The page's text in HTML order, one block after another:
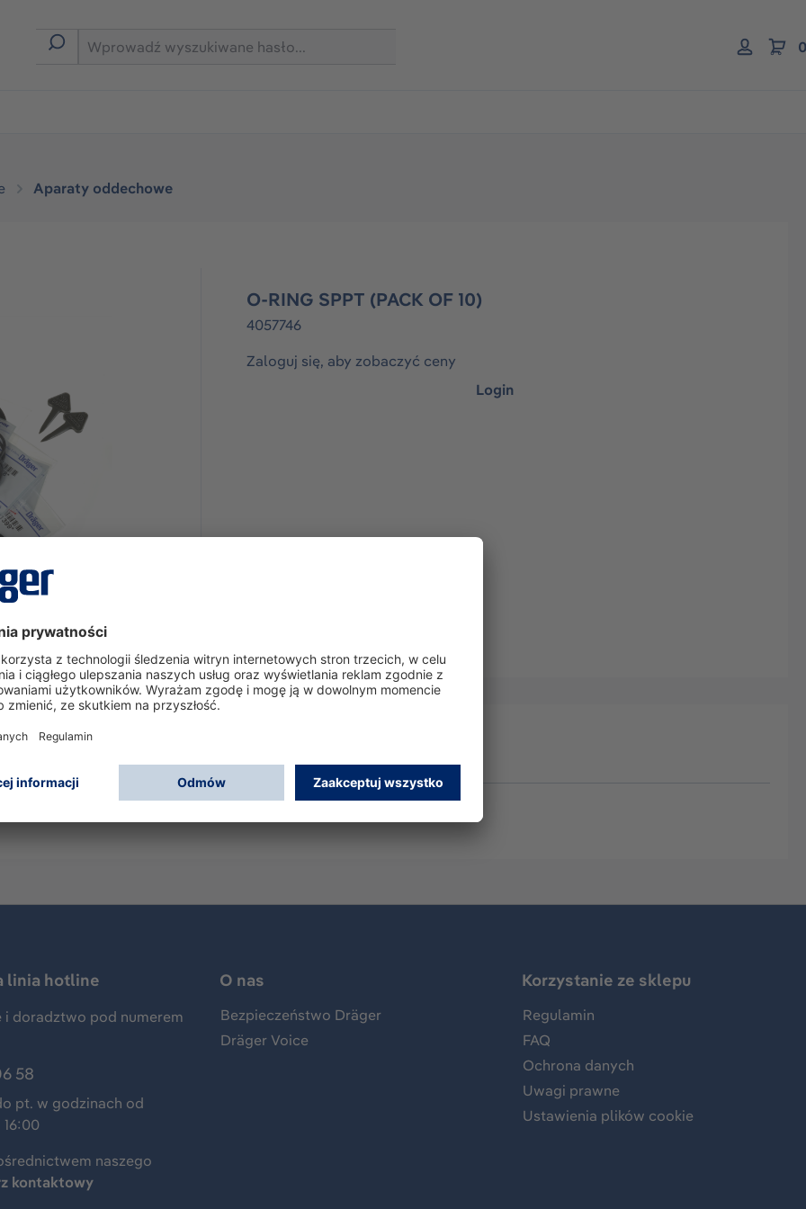
Aparaty oddechowe
O-RING SPPT (PACK OF 10)
4057746
Zaloguj się, aby zobaczyć ceny
Login
linia hotline
i doradztwo pod numerem
58
pt. w godzinach od
naszego
kontaktowy
O nas
Bezpieczeństwo Dräger
Dräger Voice
Korzystanie ze sklepu
Regulamin
FAQ
Ochrona danych
Uwagi prawne
Ustawienia plików cookie